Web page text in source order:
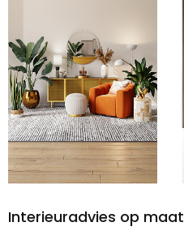
Interieuradvies op maat